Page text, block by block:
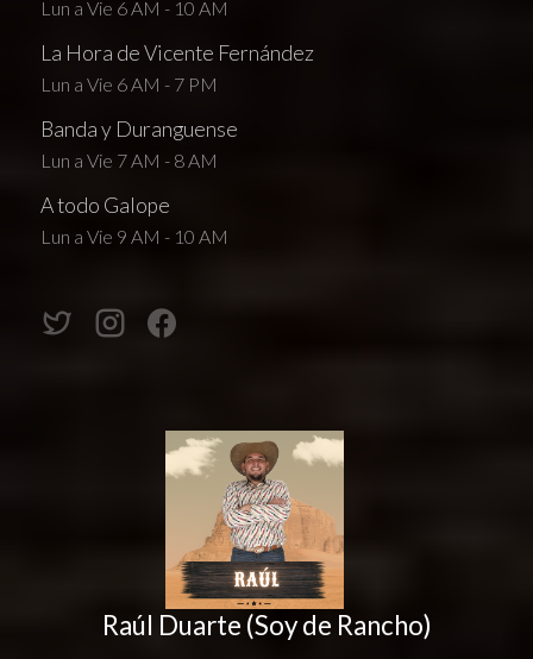
Lun a Vie 6 AM - 10 AM
La Hora de Vicente Fernández
Lun a Vie 6 AM - 7 PM
Banda y Duranguense
Lun a Vie 7 AM - 8 AM
A todo Galope
Lun a Vie 9 AM - 10 AM
Raúl Duarte (Soy de Rancho)